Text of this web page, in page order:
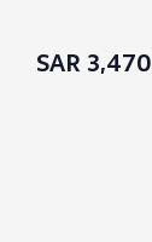
3,470 SAR